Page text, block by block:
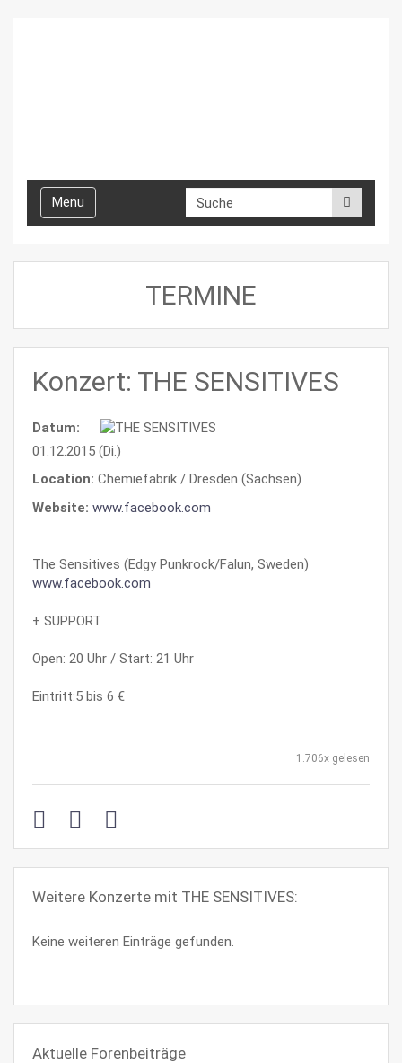
Toggle
navigation
Menu
TERMINE
Konzert: THE SENSITIVES
Datum:
01.12.2015 (Di.)
Location: Chemiefabrik / Dresden (Sachsen)
Website: www.facebook.com
The Sensitives (Edgy Punkrock/Falun, Sweden)
www.facebook.com
+ SUPPORT
Open: 20 Uhr / Start: 21 Uhr
Eintritt:5 bis 6 €
1.706x gelesen
Weitere Konzerte mit THE SENSITIVES:
Keine weiteren Einträge gefunden.
Aktuelle Forenbeiträge